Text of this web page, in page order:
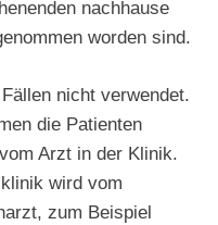
nachhause
worden sind.
nicht verwendet.
die Patienten
Arzt in der Klinik.
wird vom
zum Beispiel